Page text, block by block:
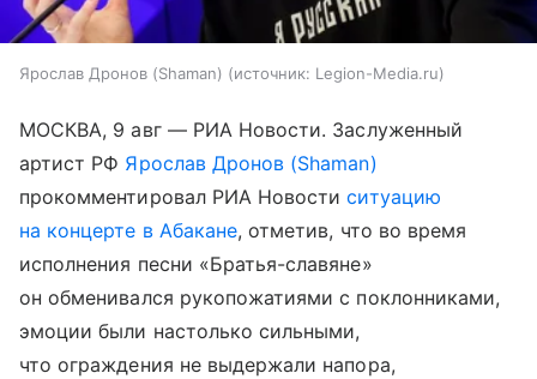
Ярослав Дронов (Shaman) источник: Legion-Media.ru
МОСКВА, 9 авг — РИА Новости. Заслуженный
артист РФ Ярослав Дронов (Shaman)
прокомментировал РИА Новостиситуацию
на концерте в Абакане, отметив, что во время
исполнения песни «Братья-славяне»
он обменивался рукопожатиями с поклонниками,
эмоции были настолько сильными,
что ограждения не выдержали напора,